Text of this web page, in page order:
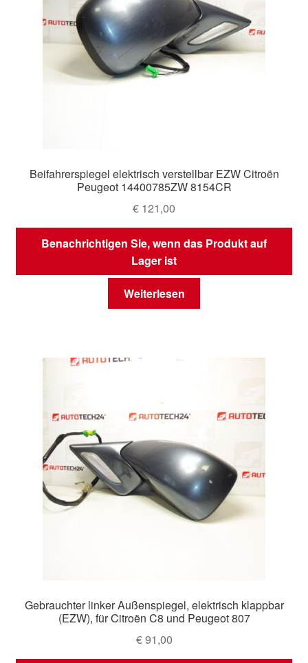
Beifahrerspiegel elektrisch verstellbar EZW Citroën
Peugeot 14400785ZW 8154CR
€ 121,00
Benachrichtigen Sie, wenn das Produkt auf
Lager ist
Weiterlesen
Gebrauchter linker Außenspiegel, elektrisch klappbar
(EZW), für Citroën C8 und Peugeot 807
€91,00